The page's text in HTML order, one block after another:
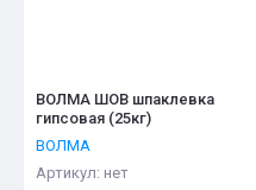
ВОЛМА ШОВ шпаклевка
гипсовая (25кг)
ВОЛМА
Артикул: нет